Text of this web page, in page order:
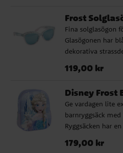
Frost
Fina solglasögon
Glasögonen har
dekorativa
strålar och passar
tonade linser ✔️
strassdetaljer ✔️
Bredd: ca 13 cm
Pris: 119,00 kr
119,00 kr
Disney Frost
Ge vardagen lite
barnryggsäck
Ryggsäcken har
väska till barnets
Pris: 179,00 kr
179,00 kr